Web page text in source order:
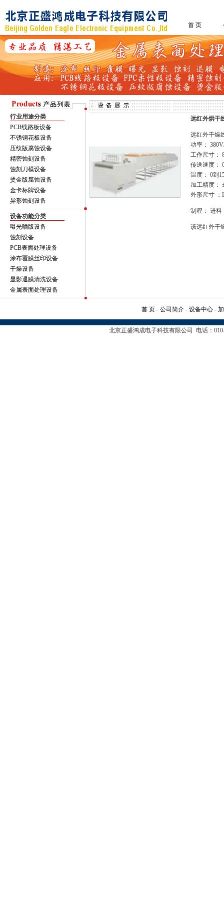
首 页
行业用途分类
PCB线路板设备
不锈钢花板设备
压纹版腐蚀设备
精密蚀刻设备
蚀刻刀模设备
烫金版腐蚀设备
金卡标牌设备
异形蚀刻设备
设备功能分类
曝光晒版设备
蚀刻设备
PCB表面处理设备
涂布覆膜丝印设备
干燥设备
显影退膜清洗设备
金属表面处理设备
远红外烘干
远红外干燥
功率：
工作尺寸：
传送速度：
温度： 0到
加工精度：
外形尺寸 ：
制程： 进
该远红外干
首 页 -公司简介 -设备中心 -
北京正盛鸿成电子科技有限公司 电话：